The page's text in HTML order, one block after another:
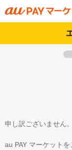
申し訳ございません
au PAY マーケット